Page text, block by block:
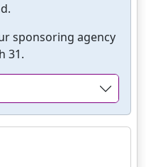
sponsoring agency
31.